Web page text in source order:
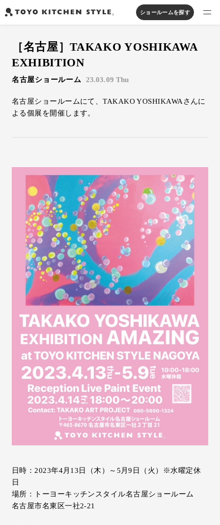
オープンキッチン アイランドキッチン
製品を探す
システムキッチン
私たちについて
お知らせ
カタログを見る
よくあるご質問
お問い合わせ
サポート
LANGUAGE : EN
CN
オンライン見積もり ショールームを探す
ショールームを探す
［名古屋］TAKAKO YOSHIKAWA
EXHIBITION
名古屋ショールーム 23.03.09 Thu
名古屋ショールームにて、TAKAKO YOSHIKAWAさんに
よる個展を開催します。
日時：2023年4月13日（木）～5月9日（火）※水曜定休
日
場所：トーヨーキッチンスタイル名古屋ショールーム
名古屋市名東区一社2-21